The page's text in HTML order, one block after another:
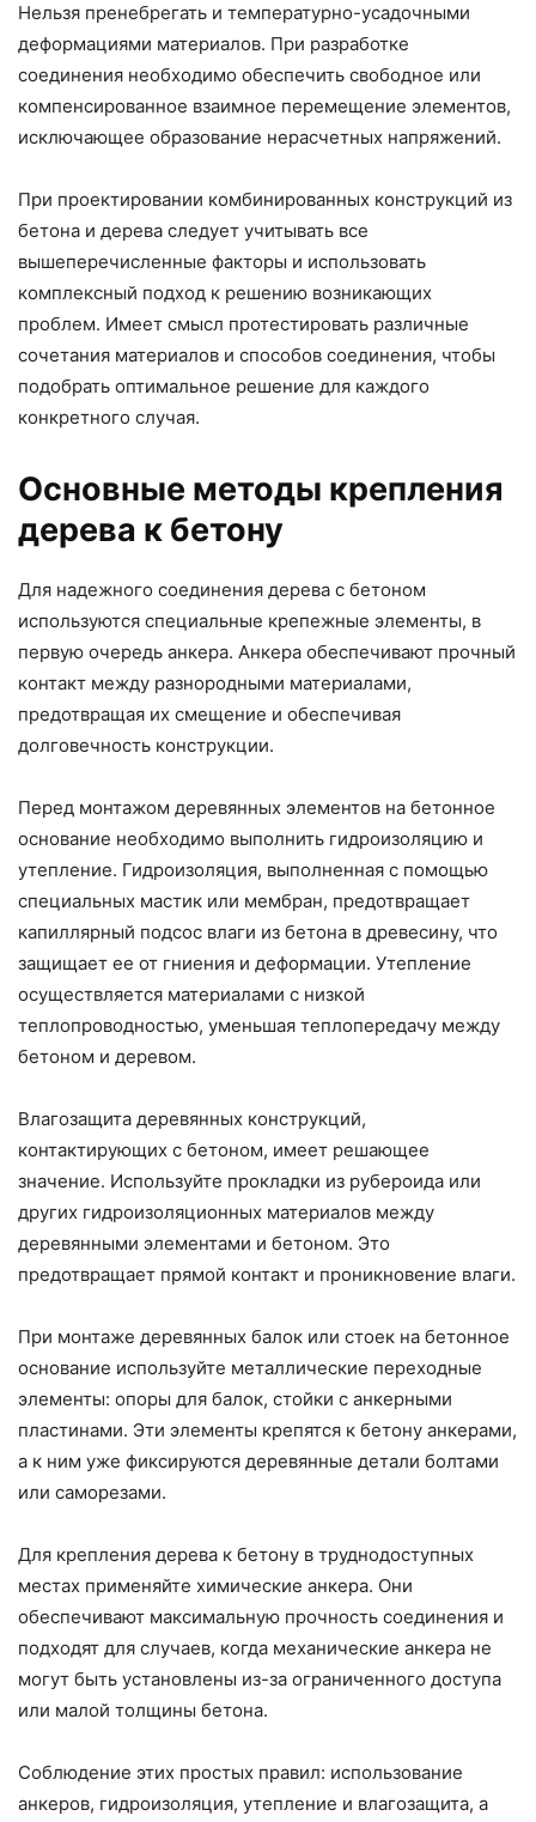
Нельзя пренебрегать и температурно-усадочными
деформациями материалов. При разработке
соединения необходимо обеспечить свободное или
компенсированное взаимное перемещение элементов,
исключающее образование нерасчетных напряжений.
При проектировании комбинированных конструкций из
бетона и дерева следует учитывать все
вышеперечисленные факторы и использовать
комплексный подход к решению возникающих
проблем. Имеет смысл протестировать различные
сочетания материалов и способов соединения, чтобы
подобрать оптимальное решение для каждого
конкретного случая.
Основные методы крепления
дерева к бетону
Для надежного соединения дерева с бетоном
используются специальные крепежные элементы, в
первую очередь анкера. Анкера обеспечивают прочный
контакт между разнородными материалами,
предотвращая их смещение и обеспечивая
долговечность конструкции.
Перед монтажом деревянных элементов на бетонное
основание необходимо выполнить гидроизоляцию и
утепление. Гидроизоляция, выполненная с помощью
специальных мастик или мембран, предотвращает
капиллярный подсос влаги из бетона в древесину, что
защищает ее от гниения и деформации. Утепление
осуществляется материалами с низкой
теплопроводностью, уменьшая теплопередачу между
бетоном и деревом.
Влагозащита деревянных конструкций,
контактирующих с бетоном, имеет решающее
значение. Используйте прокладки из рубероида или
других гидроизоляционных материалов между
деревянными элементами и бетоном. Это
предотвращает прямой контакт и проникновение влаги.
При монтаже деревянных балок или стоек на бетонное
основание используйте металлические переходные
элементы: опоры для балок, стойки с анкерными
пластинами. Эти элементы крепятся к бетону анкерами,
а к ним уже фиксируются деревянные детали болтами
или саморезами.
Для крепления дерева к бетону в труднодоступных
местах применяйте химические анкера. Они
обеспечивают максимальную прочность соединения и
подходят для случаев, когда механические анкера не
могут быть установлены из-за ограниченного доступа
или малой толщины бетона.
Соблюдение этих простых правил: использование
анкеров, гидроизоляция, утепление и влагозащита, а